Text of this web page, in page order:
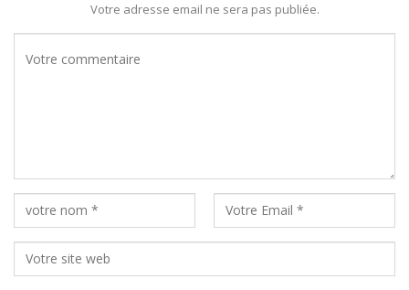
Votre adresse email ne sera pas publiée.